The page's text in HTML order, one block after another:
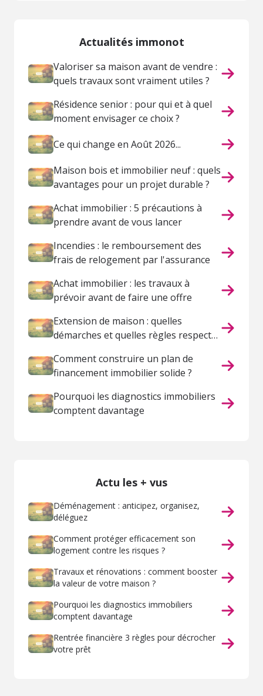
Actualités immonot
Valoriser sa maison avant de vendre :
quels travaux sont vraiment utiles ?
Résidence senior : pour qui et à quel
moment envisager ce choix ?
Ce qui change en Août 2026...
Maison bois et immobilier neuf : quels
avantages pour un projet durable ?
Achat immobilier : 5 précautions à
prendre avant de vous lancer
Incendies : le remboursement des
frais de relogement par l'assurance
Achat immobilier : les travaux à
prévoir avant de faire une offre
Extension de maison : quelles
démarches et quelles règles respecter
Comment construire un plan de
financement immobilier solide ?
Pourquoi les diagnostics immobiliers
comptent davantage
Actu les + vus
Déménagement : anticipez, organisez,
déléguez
Comment protéger efficacement son
logement contre les risques ?
Travaux et rénovations : comment booster
la valeur de votre maison ?
Pourquoi les diagnostics immobiliers
comptent davantage
Rentrée financière 3 règles pour décrocher
votre prêt